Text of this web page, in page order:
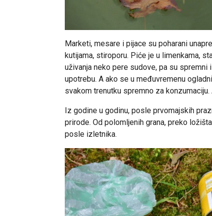
Marketi, mesare i pijace su poharani
kutijama, stiroporu. Piće je u limenkama,
uživanja neko pere sudove, pa su
upotrebu. A ako se u međuvremenu
svakom trenutku spremno za
Iz godine u godinu, posle prvomajskih
prirode. Od polomljenih grana, preko
posle izletnika.